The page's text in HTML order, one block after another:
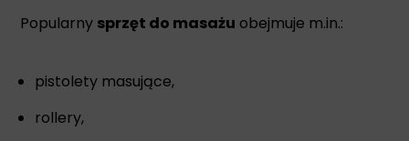
Popularny sprzęt do masażu obejmuje m.in.:
pistolety masujące,
rollery,